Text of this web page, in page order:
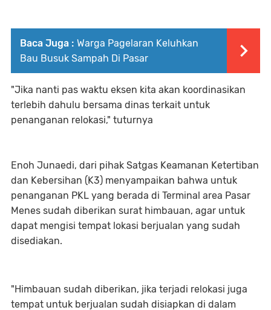
Baca Juga : Warga Pagelaran Keluhkan
Bau Busuk Sampah Di Pasar
"Jika nanti pas waktu eksen kita akan koordinasikan
terlebih dahulu bersama dinas terkait untuk
penanganan relokasi," tuturnya
Enoh Junaedi, dari pihak Satgas Keamanan Ketertiban
dan Kebersihan (K3) menyampaikan bahwa untuk
penanganan PKL yang berada di Terminal area Pasar
Menes sudah diberikan surat himbauan, agar untuk
dapat mengisi tempat lokasi berjualan yang sudah
disediakan.
"Himbauan sudah diberikan, jika terjadi relokasi juga
tempat untuk berjualan sudah disiapkan di dalam